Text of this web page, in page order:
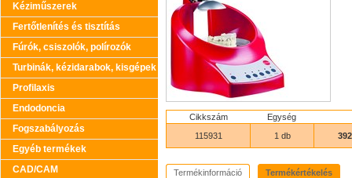
Kéziműszerek
Fertőtlenítés és tisztítás
Fúrók, csiszolók, polírozók
Turbinák, kézidarabok, kisgépek
Profilaxis
Endodoncia
Fogszabályozás
Egyéb termékek
CAD/CAM
Cikkszám
Egység
115931
1 db
Termékinformáció Termékértékelés